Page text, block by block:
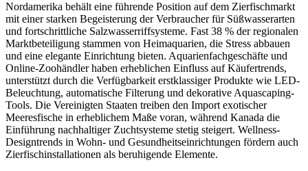
Nordamerika behält eine führende Position auf dem Zierfischmarkt
mit einer starken Begeisterung der Verbraucher für Süßwasserarten
und fortschrittliche Salzwasserriffsysteme. Fast 38 % der regionalen
Marktbeteiligung stammen von Heimaquarien, die Stress abbauen
und eine elegante Einrichtung bieten. Aquarienfachgeschäfte und
Online-Zoohändler haben erheblichen Einfluss auf Käufertrends,
unterstützt durch die Verfügbarkeit erstklassiger Produkte wie LED-
Beleuchtung, automatische Filterung und dekorative Aquascaping-
Tools. Die Vereinigten Staaten treiben den Import exotischer
Meeresfische in erheblichem Maße voran, während Kanada die
Einführung nachhaltiger Zuchtsysteme stetig steigert. Wellness-
Designtrends in Wohn- und Gesundheitseinrichtungen fördern auch
Zierfischinstallationen als beruhigende Elemente.